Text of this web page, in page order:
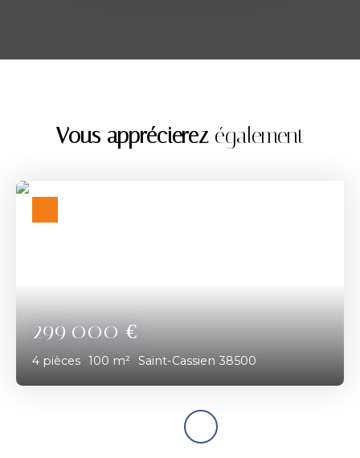
Vous apprécierezégalement
299 000€
4 pièces 100 m² Saint-Cassien 38500